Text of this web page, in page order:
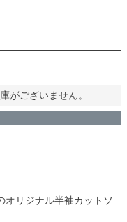
がございません。
オリジナル半袖カットソ